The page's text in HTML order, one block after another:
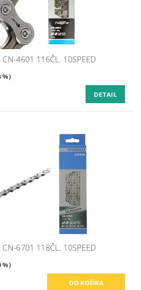
CN-4601 116ČL. 10SPEED
%)
DETAIL
CN-6701 118ČL. 10SPEED
%)